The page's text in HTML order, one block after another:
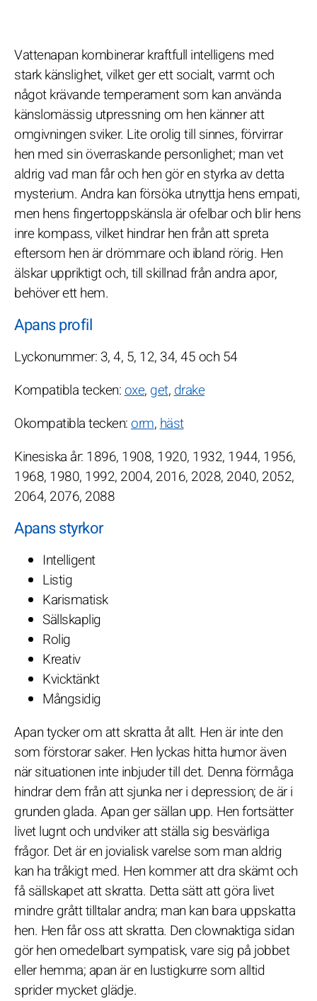
Vattenapan kombinerar kraftfull intelligens med
stark känslighet, vilket ger ett socialt, varmt och
något krävande temperament som kan använda
känslomässig utpressning om hen känner att
omgivningen sviker. Lite orolig till sinnes, förvirrar
hen med sin överraskande personlighet; man vet
aldrig vad man får och hen gör en styrka av detta
mysterium. Andra kan försöka utnyttja hens empati,
men hens fingertoppskänsla är ofelbar och blir hens
inre kompass, vilket hindrar hen från att spreta
eftersom hen är drömmare och ibland rörig. Hen
älskar uppriktigt och, till skillnad från andra apor,
behöver ett hem.
Apans profil
Lyckonummer: 3, 4, 5, 12, 34, 45 och 54
Kompatibla tecken:oxe, get, drake
Okompatibla tecken:orm, häst
Kinesiska år: 1896, 1908, 1920, 1932, 1944, 1956,
1968, 1980, 1992, 2004, 2016, 2028, 2040, 2052,
2064, 2076, 2088
Apans styrkor
Intelligent
Listig
Karismatisk
Sällskaplig
Rolig
Kreativ
Kvicktänkt
Mångsidig
Apan tycker om att skratta åt allt. Hen är inte den
som förstorar saker. Hen lyckas hitta humor även
när situationen inte inbjuder till det. Denna förmåga
hindrar dem från att sjunka ner i depression; de är i
grunden glada. Apan ger sällan upp. Hen fortsätter
livet lugnt och undviker att ställa sig besvärliga
frågor. Det är en jovialisk varelse som man aldrig
kan ha tråkigt med. Hen kommer att dra skämt och
få sällskapet att skratta. Detta sätt att göra livet
mindre grått tilltalar andra; man kan bara uppskatta
hen. Hen får oss att skratta. Den clownaktiga sidan
gör hen omedelbart sympatisk, vare sig på jobbet
eller hemma; apan är en lustigkurre som alltid
sprider mycket glädje.